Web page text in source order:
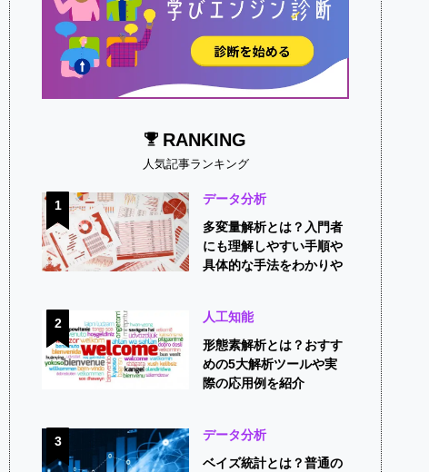
RANKING
人気記事ランキング
1
データ分析
多変量解析とは？入門者
にも理解しやすい手順や
具体的な手法をわかりや
2
人工知能
形態素解析とは？おすす
めの5大解析ツールや実
際の応用例を紹介
3
データ分析
ベイズ統計とは？普通の